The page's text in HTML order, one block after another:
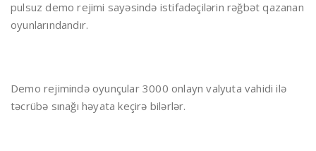
pulsuz demo rejimi sayəsində istifadəçilərin rəğbət qazanan
oyunlarındandır.
Demo rejimində oyunçular 3000 onlayn valyuta vahidi ilə
təcrübə sınağı həyata keçirə bilərlər.